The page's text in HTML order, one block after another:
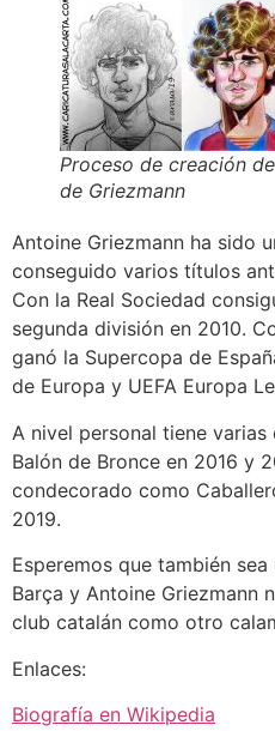
Proceso de creación
de Griezmann
Antoine Griezmann ha sido
conseguido varios títulos
Con la Real Sociedad
segunda división en 2010.
ganó la Supercopa de
de Europa y UEFA Europa
A nivel personal tiene
Balón de Bronce en 2016 y
condecorado como
2019.
Esperemos que también
Barça y Antoine Griezmann
club catalán como otro
Enlaces:
Biografía en Wikipedia